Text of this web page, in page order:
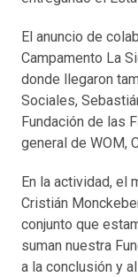
El anuncio de
Campamento La
donde llegaron
Sociales,
Fundación de las
general de WOM,
En la actividad, el
Cristián
conjunto que
suman nuestra
a la conclusión y